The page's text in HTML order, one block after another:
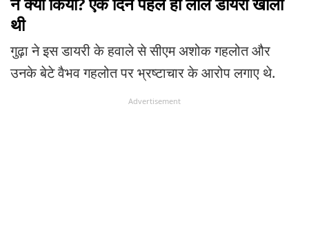
थी
गुढ़ा ने इस डायरी के हवाले से सीएम अशोक गहलोत और
उनके बेटे वैभव गहलोत पर भ्रष्टाचार के आरोप लगाए थे.
Advertisement